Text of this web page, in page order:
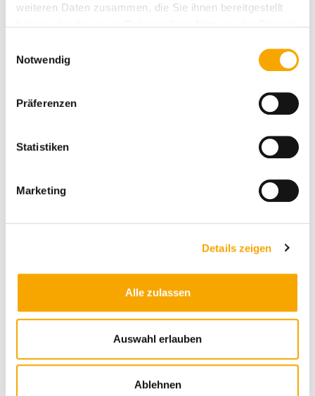
weiteren Daten zusammen, die Sie ihnen bereitgestellt
Notwendig
Präferenzen
Statistiken
Marketing
Details zeigen
Alle zulassen
Auswahl erlauben
Ablehnen